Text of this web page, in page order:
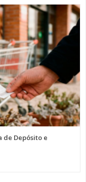
de Depósito e